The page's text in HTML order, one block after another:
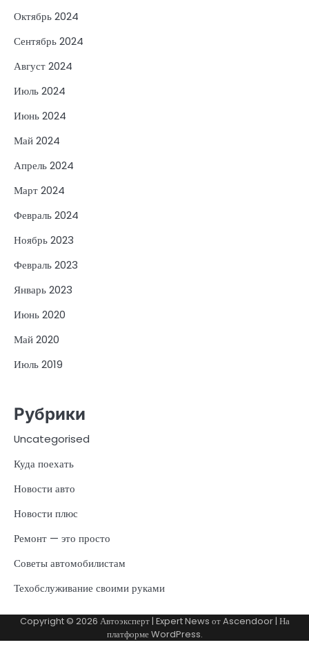
Октябрь 2024
Сентябрь 2024
Август 2024
Июль 2024
Июнь 2024
Май 2024
Апрель 2024
Март 2024
Февраль 2024
Ноябрь 2023
Февраль 2023
Январь 2023
Июнь 2020
Май 2020
Июль 2019
Рубрики
Uncategorised
Куда поехать
Новости авто
Новости плюс
Ремонт — это просто
Советы автомобилистам
Техобслуживание своими руками
Copyright © 2026 Автоэксперт| Expert News отAscendoor| На
платформеWordPress.